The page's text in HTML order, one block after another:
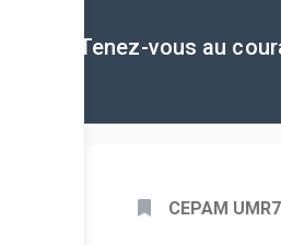
Tenez-vous au
CEPAM